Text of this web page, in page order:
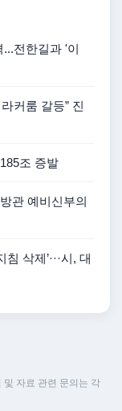
전한길과 '이
커룸 갈등” 진
조 증발
관 예비신부의
삭제’···시, 대
자료 관련 문의는 각